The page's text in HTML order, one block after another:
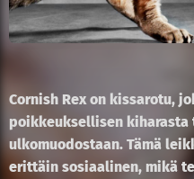
Cornish Rex on kissarotu,
poikkeuksellisen
ulkomuodostaan. Tämä
erittäin sosiaalinen, mikä